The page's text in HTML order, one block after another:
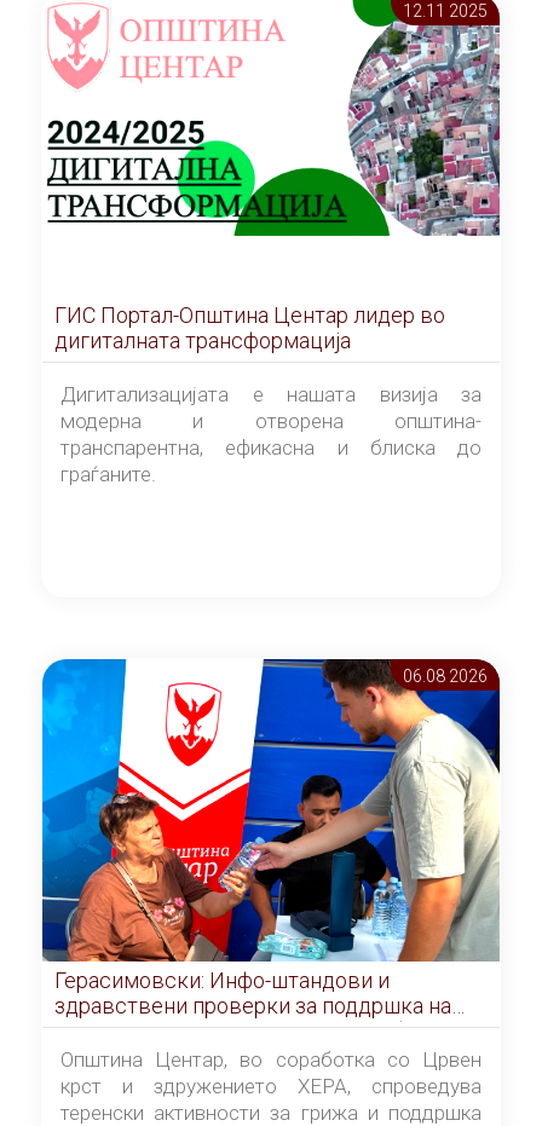
12.11 2025
ГИС Портал-Општина Центар лидер во
дигиталната трансформација
Дигитализацијата е нашата визија за
модерна и отворена општина-
транспарентна, ефикасна и блиска до
граѓаните.
06.08 2026
Герасимовски: Инфо-штандови и
здравствени проверки за поддршка на
граѓаните во услови на топлотен бран
Општина Центар, во соработка со Црвен
крст и здружението ХЕРА, спроведува
теренски активности за грижа и поддршка